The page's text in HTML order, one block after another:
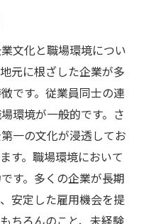
文化と職場環境につい
元に根ざした企業が多
です。従業員同士の連
環境が一般的です。さ
一の文化が浸透してお
す。職場環境において
す。多くの企業が長期
安定した雇用機会を提
ちろんのこと、未経験